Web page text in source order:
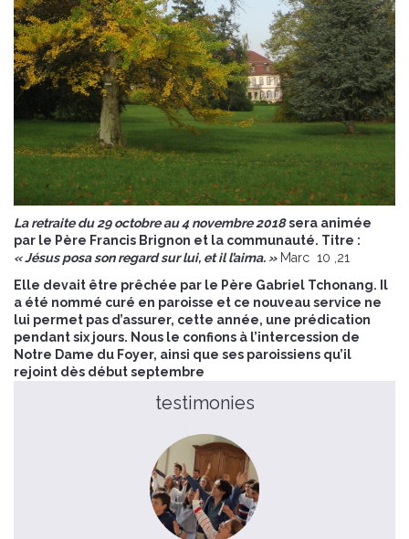
La retraite du 29 octobre au 4 novembre 2018 sera animée
par le Père Francis Brignon et la communauté. Titre :
« Jésus posa son regard sur lui, et il l’aima. »Marc 10 ,21
Elle devait être prêchée par le Père Gabriel Tchonang. Il
a été nommé curé en paroisse et ce nouveau service ne
lui permet pas d’assurer, cette année, une prédication
pendant six jours. Nous le confions à l’intercession de
Notre Dame du Foyer, ainsi que ses paroissiens qu’il
rejoint dès début septembre
testimonies